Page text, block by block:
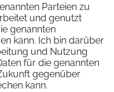
Parteien zu
und genutzt
genannten
kann. Ich bin darüber
und Nutzung
für die genannten
gegenüber
kann.